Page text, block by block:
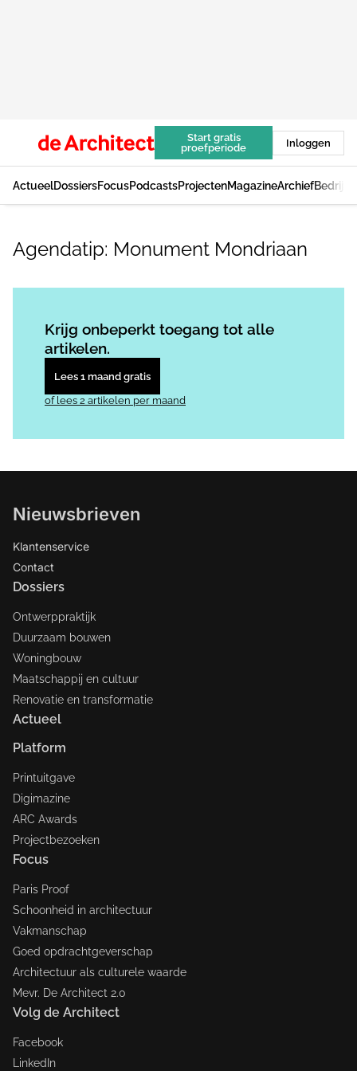
Start gratis
proefperiode
Inloggen
ActueelDossiersFocusPodcastsProjectenMagazineArchief
Agendatip: Monument Mondriaan
Krijg onbeperkt toegang tot alle
artikelen.
Lees 1 maand gratis
of lees 2 artikelen per maand
Nieuwsbrieven
Klantenservice
Contact
Dossiers
Ontwerppraktijk
Duurzaam bouwen
Woningbouw
Maatschappij en cultuur
Renovatie en transformatie
Actueel
Platform
Printuitgave
Digimazine
ARC Awards
Projectbezoeken
Focus
Paris Proof
Schoonheid in architectuur
Vakmanschap
Goed opdrachtgeverschap
Architectuur als culturele waarde
Mevr. De Architect 2.0
Volg de Architect
Facebook
LinkedIn